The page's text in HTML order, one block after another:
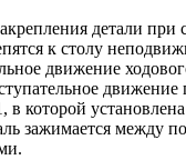
детали при
к столу
движение
движение
которой установлена
зажимается между